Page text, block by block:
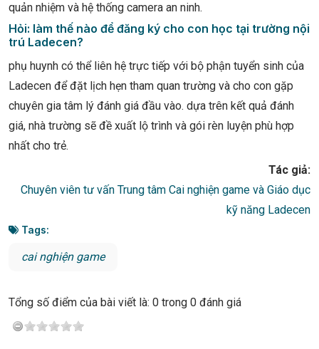
quản nhiệm và hệ thống camera an ninh.
Hỏi: làm thế nào để đăng ký cho con học tại trường nội
trú Ladecen?
phụ huynh có thể liên hệ trực tiếp với bộ phận tuyển sinh của
Ladecen để đặt lịch hẹn tham quan trường và cho con gặp
chuyên gia tâm lý đánh giá đầu vào. dựa trên kết quả đánh
giá, nhà trường sẽ đề xuất lộ trình và gói rèn luyện phù hợp
nhất cho trẻ.
Tác giả:
Chuyên viên tư vấn Trung tâm Cai nghiện game và Giáo dục
kỹ năng Ladecen
Tags:
cai nghiện game
Tổng số điểm của bài viết là: 0 trong 0 đánh giá